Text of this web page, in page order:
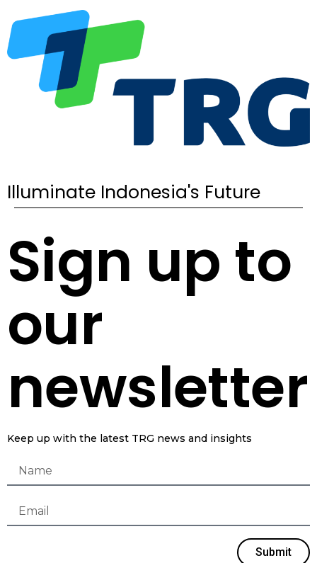
Illuminate Indonesia's Future
Sign up to
our
newsletter
Keep up with the latest TRG news and insights
Submit